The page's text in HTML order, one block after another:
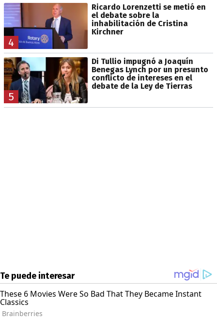
4
Ricardo Lorenzetti se metió en
el debate sobre la
inhabilitación de Cristina
Kirchner
5
Di Tullio impugnó a Joaquín
Benegas Lynch por un presunto
conflicto de intereses en el
debate de la Ley de Tierras